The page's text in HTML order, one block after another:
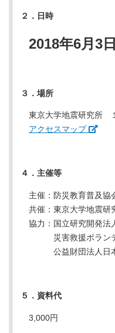
２．日時
2018年6月3
３．場所
東京大学地震研究所
アクセスマップ
４．主催等
主催：防災教育普及協
共催：東京大学地震研
協力：国立研究開発法
災害救援ボランテ
公益財団法人日本
５．資料代
3,000円